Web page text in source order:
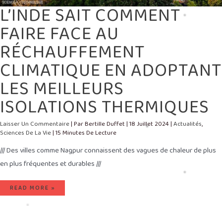
L’INDE SAIT COMMENT
FAIRE FACE AU
RÉCHAUFFEMENT
CLIMATIQUE EN ADOPTANT
LES MEILLEURS
ISOLATIONS THERMIQUES
Laisser Un Commentaire| ParBertille Duffet|18 Juillet 2024|Actualités,
Sciences De La Vie|15 Minutes De Lecture
/// Des villes comme Nagpur connaissent des vagues de chaleur de plus
en plus fréquentes et durables ///
READ MORE »